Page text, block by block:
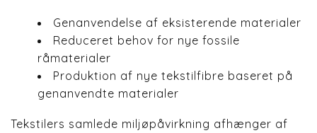
Genanvendelse af eksisterende materialer
Reduceret behov for nye fossile
råmaterialer
Produktion af nye tekstilfibre baseret på
genanvendte materialer
Tekstilers samlede miljøpåvirkning afhænger af